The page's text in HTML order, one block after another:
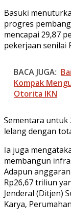
Basuki
progres
mencapai 29,87
pekerjaan senilai
BACA JUGA:
Kompak
Otorita IKN
Sementara untuk
lelang dengan
Ia juga
membangun
Adapun
Rp26,67 triliun
Jenderal (Ditjen)
Karya,